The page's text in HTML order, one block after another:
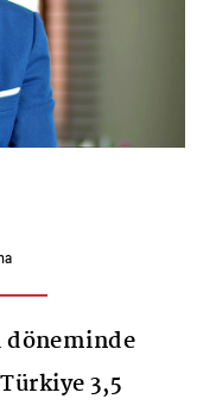
3,5